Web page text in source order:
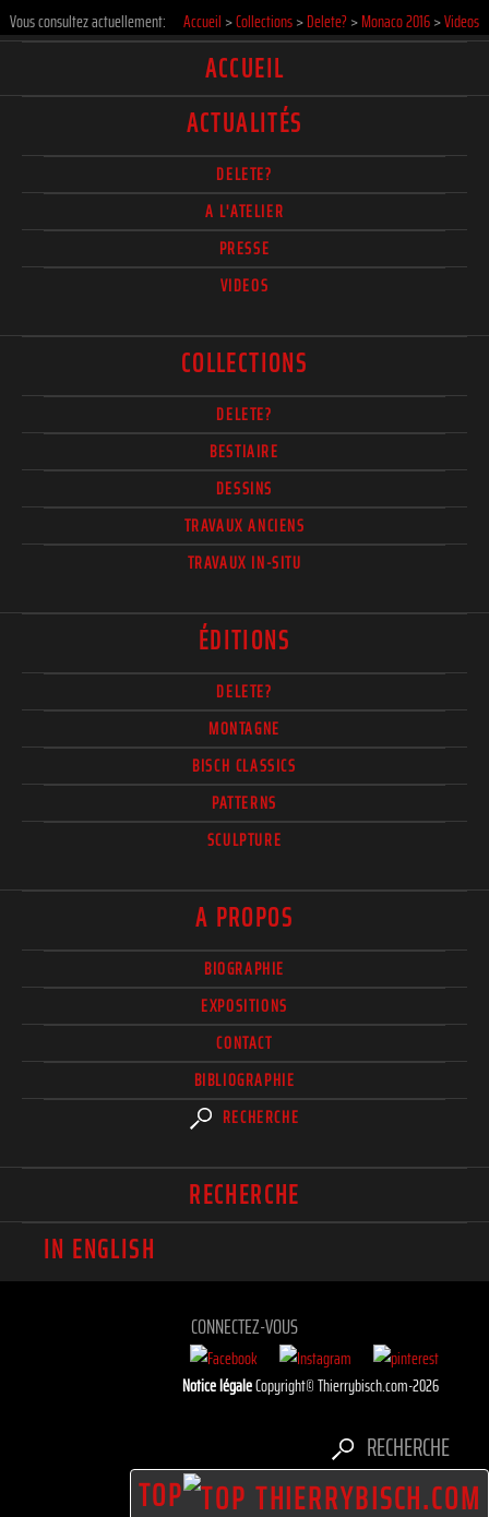
Vous consultez actuellement: Accueil >Collections>Delete?>Monaco 2016>Videos
ACCUEIL
ACTUALITÉS
DELETE?
A L'ATELIER
PRESSE
VIDEOS
COLLECTIONS
DELETE?
BESTIAIRE
DESSINS
TRAVAUX ANCIENS
TRAVAUX IN-SITU
ÉDITIONS
DELETE?
MONTAGNE
BISCH CLASSICS
PATTERNS
SCULPTURE
A PROPOS
BIOGRAPHIE
EXPOSITIONS
CONTACT
BIBLIOGRAPHIE
RECHERCHE
RECHERCHE
IN ENGLISH
CONNECTEZ-VOUS
Notice légaleCopyright© Thierrybisch.com-2026
RECHERCHE
TOP